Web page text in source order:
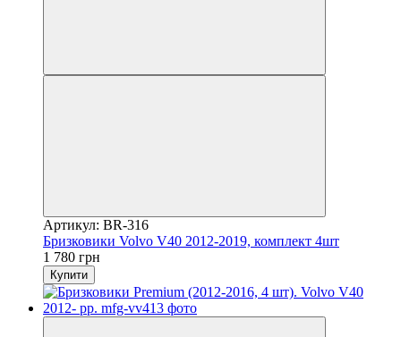
Артикул: BR-316
Бризковики Volvo V40 2012-2019, комплект 4шт
1 780 грн
Купити